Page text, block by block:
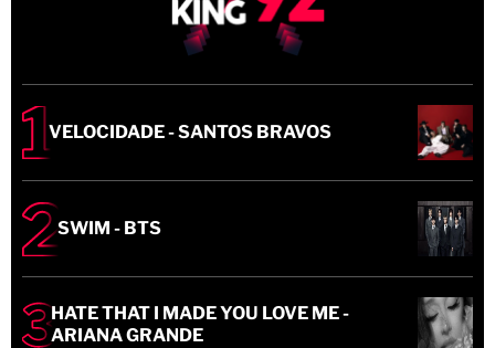
VELOCIDADE - SANTOS BRAVOS
SWIM - BTS
HATE THAT I MADE YOU LOVE ME -
ARIANA GRANDE